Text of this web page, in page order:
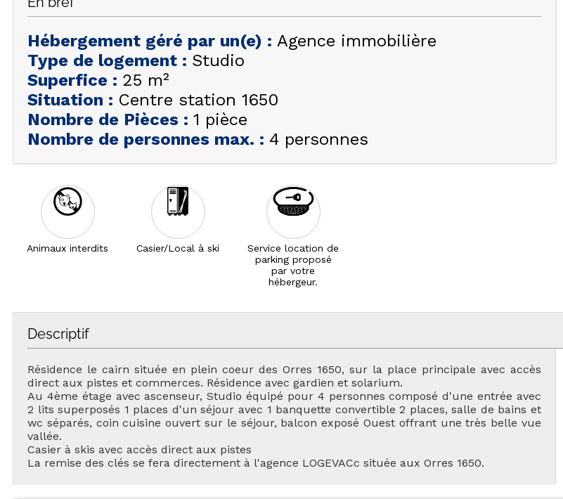
Hébergement géré par un(e) : Agence immobilière
Type de logement : Studio
Superfice : 25 m²
Situation : Centre station 1650
Nombre de Pièces : 1 pièce
Nombre de personnes max. : 4 personnes
Animaux interdits Casier/Local à ski
Service location de
parking proposé
par votre
hébergeur.
Descriptif
Résidence le cairn située en plein coeur des Orres 1650, sur la place principale avec accès
direct aux pistes et commerces. Résidence avec gardien et solarium.
Au 4ème étage avec ascenseur, Studio équipé pour 4 personnes composé d'une entrée avec
2 lits superposés 1 places d'un séjour avec 1 banquette convertible 2 places, salle de bains et
wc séparés, coin cuisine ouvert sur le séjour, balcon exposé Ouest offrant une très belle vue
vallée.
Casier à skis avec accès direct aux pistes
La remise des clés se fera directement à l'agence LOGEVACc située aux Orres 1650.